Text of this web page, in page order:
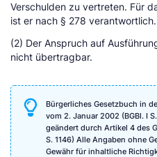
Verschulden zu vertreten. Für
ist er nach § 278 verantwortlich.
(2) Der Anspruch auf
nicht übertragbar.
Bürgerliches Gesetzbuch in
vom 2. Januar 2002 (BGBl. I
geändert durch Artikel 4 des
S. 1146) Alle Angaben ohne
Gewähr für inhaltliche